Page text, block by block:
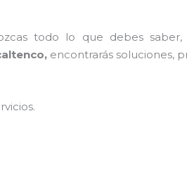
todo lo que debes saber,
encontrarás soluciones,